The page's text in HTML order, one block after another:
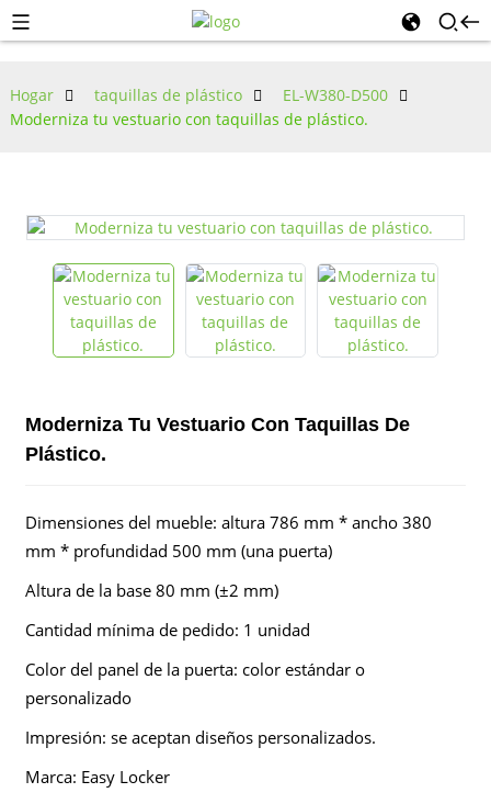
Hogar taquillas de plástico
EL-W380-D500
Moderniza tu vestuario con taquillas de plástico.
Moderniza Tu Vestuario Con Taquillas De
Plástico.
Dimensiones del mueble: altura 786 mm * ancho 380
mm * profundidad 500 mm (una puerta)
Altura de la base 80 mm (±2 mm)
Cantidad mínima de pedido: 1 unidad
Color del panel de la puerta: color estándar o
personalizado
Impresión: se aceptan diseños personalizados.
Marca: Easy Locker